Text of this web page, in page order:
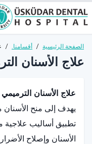
الصفحة الرئيسية / أقسامنا. /
علاج الأسنان
علاج الأسنان الترميمي
يهدف إلى منح
تطبيق أساليب
الأسنان وإصلاح